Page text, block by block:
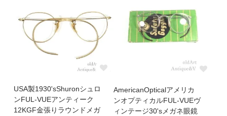
USA製1930'sShuronシュロ
ンFUL-VUEアンティーク
12KGF金張りラウンドメガ
AmericanOpticalアメリカ
ンオプティカルFUL-VUEヴ
ィンテージ30'sメガネ眼鏡